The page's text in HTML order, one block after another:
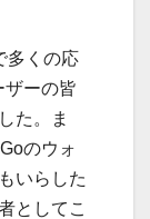
多くの応
ザーの皆
た。ま
のウォ
いらした
としてこ